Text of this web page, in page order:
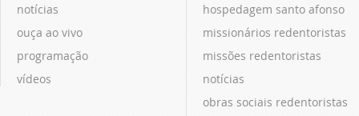
notícias
ouça ao vivo
programação
vídeos
hospedagem santo afonso
missionários redentoristas
missões redentoristas
notícias
obras sociais redentoristas